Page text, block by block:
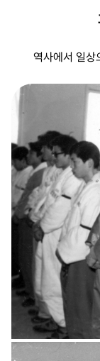
역사에서 일상